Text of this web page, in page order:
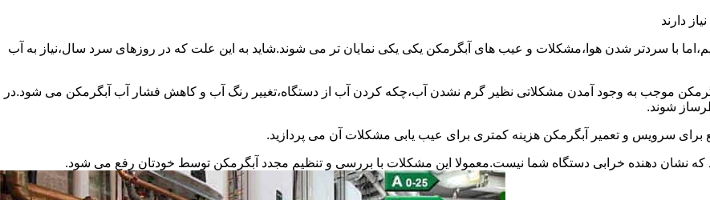
دارند
با سردتر شدن هوا،مشکلات و عیب های آبگرمکن یکی یکی نمایان تر می شوند.شاید به این علت که در روزهای سرد سال،نیاز به آب
موجب به وجود آمدن مشکلاتی نظیر گرم نشدن آب،چکه کردن آب از دستگاه،تغییر رنگ آب و کاهش فشار آب آبگرمکن می شود.در
شوند.
برای سرویس و تعمیر آبگرمکن هزینه کمتری برای عیب یابی مشکلات آن می پردازید.
نشان دهنده خرابی دستگاه شما نیست.معمولا این مشکلات با بررسی و تنظیم مجدد آبگرمکن توسط خودتان رفع می شود.